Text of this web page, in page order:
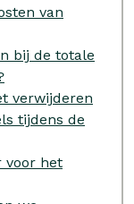
van
bij de totale
verwijderen
tijdens de
voor het